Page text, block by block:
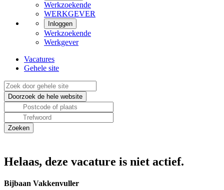
Werkzoekende
WERKGEVER
Inloggen
Werkzoekende
Werkgever
Vacatures
Gehele site
Helaas, deze vacature is niet actief.
Bijbaan Vakkenvuller